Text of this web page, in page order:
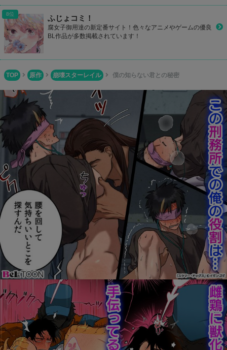
ふじょコミ！
腐女子御用達の新定番サイト！色々なアニメやゲームの優良
BL作品が多数掲載されています！
TOP 原作 崩壊スターレイル 僕の知らない君との秘密